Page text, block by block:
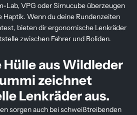
Lab, VPG oder Simucube überzeugen
Haptik. Wenn du deine Rundenzeiten
bieten dir ergonomische Lenkräder
zwischen Fahrer und Boliden.
aus Wildleder
zeichnet
Lenkräder aus.
sorgen auch bei schweißtreibenden